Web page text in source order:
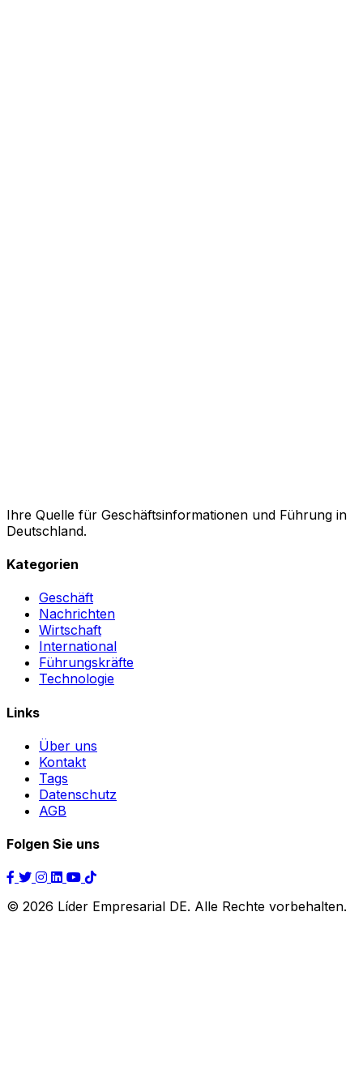
Ihre Quelle für Geschäftsinformationen und Führung in
Deutschland.
Kategorien
Geschäft
Nachrichten
Wirtschaft
International
Führungskräfte
Technologie
Links
Über uns
Kontakt
Tags
Datenschutz
AGB
Folgen Sie uns
© 2026 Líder Empresarial DE. Alle Rechte vorbehalten.